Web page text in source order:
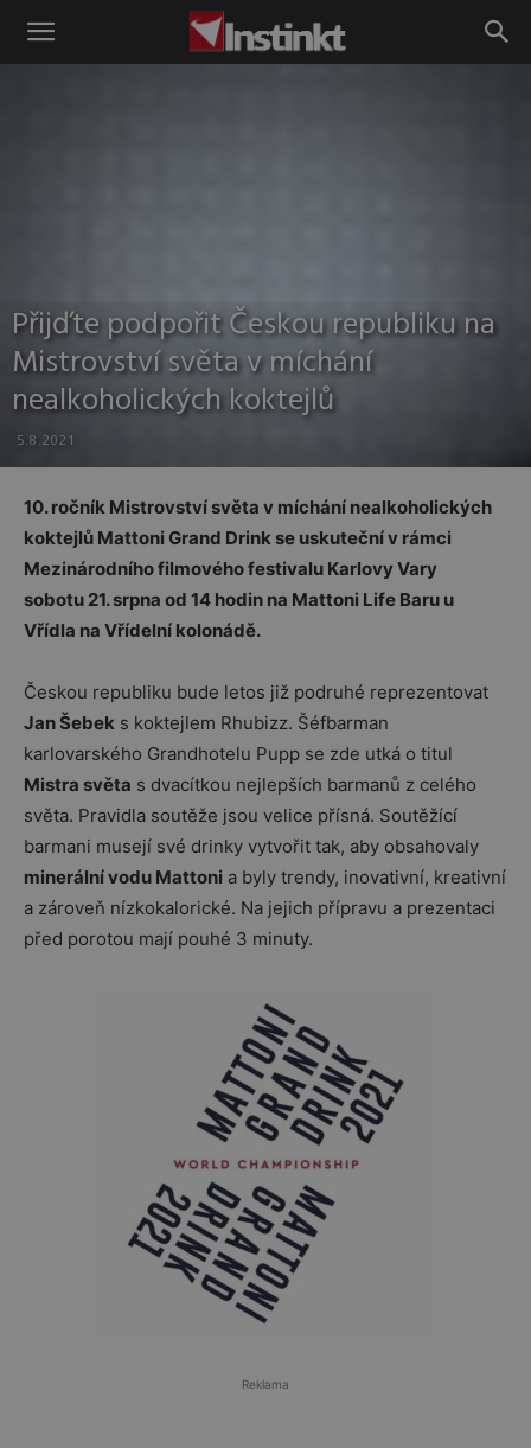
Instinkt
Přijďte podpořit Českou republiku na
Mistrovství světa v míchání
nealkoholických koktejlů
5.8.2021
10. ročník Mistrovství světa v míchání nealkoholických
koktejlů Mattoni Grand Drink se uskuteční v rámci
Mezinárodního filmového festivalu Karlovy Vary
sobotu 21. srpna od 14 hodin na Mattoni Life Baru u
Vřídla na Vřídelní kolonádě.
Českou republiku bude letos již podruhé reprezentovat
Jan Šebek s koktejlem Rhubizz. Šéfbarman
karlovarského Grandhotelu Pupp se zde utká o titul
Mistra světa s dvacítkou nejlepších barmanů z celého
světa. Pravidla soutěže jsou velice přísná. Soutěžící
barmani musejí své drinky vytvořit tak, aby obsahovaly
minerální vodu Mattoni a byly trendy, inovativní, kreativní
a zároveň nízkokalorické. Na jejich přípravu a prezentaci
před porotou mají pouhé 3 minuty.
Reklama